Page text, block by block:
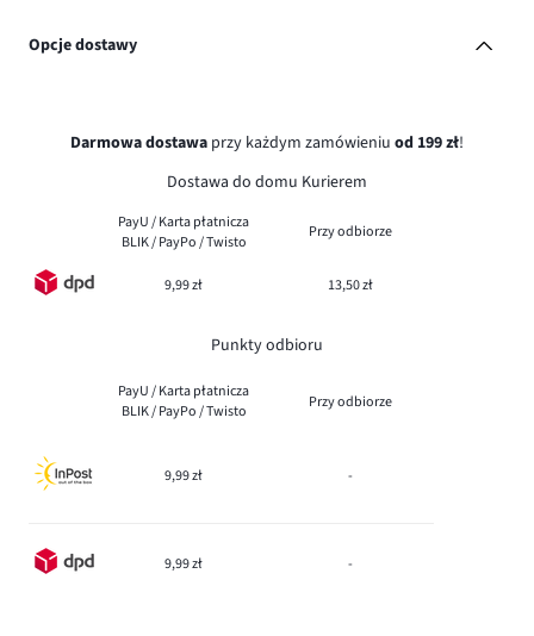
Opcje dostawy
Darmowa dostawa przy każdym zamówieniu od 199 zł!
Dostawa do domu Kurierem
PayU / Karta płatnicza
BLIK / PayPo / Twisto
Przy odbiorze
9,99 zł 13,50 zł
Punkty odbioru
PayU / Karta płatnicza
BLIK / PayPo / Twisto
Przy odbiorze
9,99 zł -
9,99 zł -